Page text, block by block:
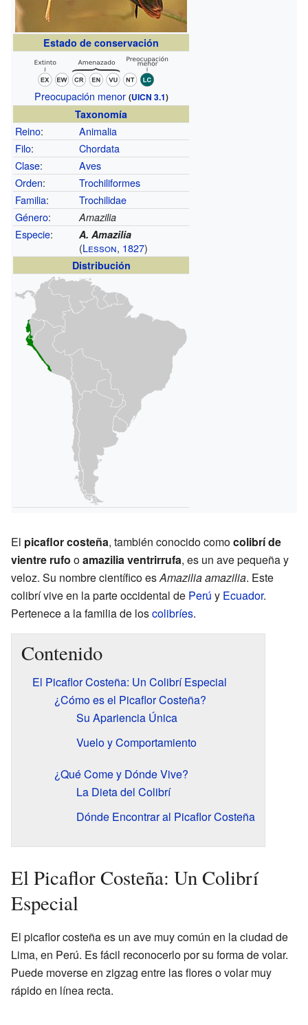
Estado de conservación
Preocupación menor (UICN 3.1)
Taxonomía
Reino:
Animalia
Filo:
Chordata
Clase:
Aves
Orden:
Trochiliformes
Familia:
Trochilidae
Género: Amazilia
Especie: A. Amazilia
(Lesson, 1827)
Distribución
El picaflor costeña, también conocido comocolibrí de
vientre rufo oamazilia ventrirrufa, es un ave pequeña y
veloz. Su nombre científico esAmazilia amazilia. Este
colibrí vive en la parte occidental de Perú y Ecuador.
Pertenece a la familia de loscolibríes.
Contenido
El Picaflor Costeña: Un Colibrí Especial
¿Cómo es el Picaflor Costeña?
Su Apariencia Única
Vuelo y Comportamiento
¿Qué Come y Dónde Vive?
La Dieta del Colibrí
Dónde Encontrar al Picaflor Costeña
El Picaflor Costeña: Un Colibrí
Especial
El picaflor costeña es un ave muy común en la ciudad de
Lima, en Perú. Es fácil reconocerlo por su forma de volar.
Puede moverse en zigzag entre las flores o volar muy
rápido en línea recta.